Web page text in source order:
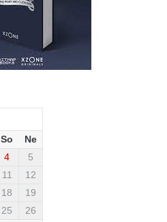
So Ne
4
5
11
12
18
19
25
26